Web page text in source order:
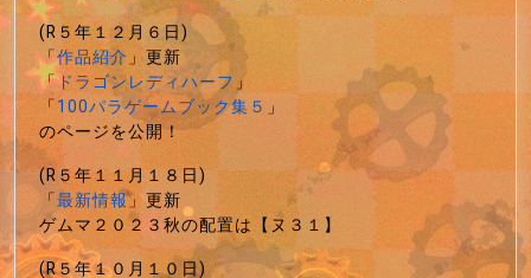
(R５年１２月６日)
「作品紹介」更新
「ドラゴンレディハーフ」
「100パラゲームブック集５ 」
のページを公開！
(R５年１１月１８日)
「最新情報」更新
ゲムマ２０２３秋の配置は【ヌ３１】
(R５年１０月１０日)